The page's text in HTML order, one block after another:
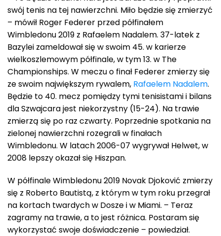
swój tenis na tej nawierzchni. Miło będzie się zmierzyć
– mówił Roger Federer przed półfinałem
Wimbledonu 2019 z Rafaelem Nadalem. 37-latek z
Bazylei zameldował się w swoim 45. w karierze
wielkoszlemowym półfinale, w tym 13. w The
Championships. W meczu o finał Federer zmierzy się
ze swoim największym rywalem, Rafaelem Nadalem.
Będzie to 40. mecz pomiędzy tymi tenisistami i bilans
dla Szwajcara jest niekorzystny (15-24). Na trawie
zmierzą się po raz czwarty. Poprzednie spotkania na
zielonej nawierzchni rozegrali w finałach
Wimbledonu. W latach 2006-07 wygrywał Helwet, w
2008 lepszy okazał się Hiszpan.
W półfinale Wimbledonu 2019 Novak Djoković zmierzy
się z Roberto Bautistą, z którym w tym roku przegrał
na kortach twardych w Dosze i w Miami. – Teraz
zagramy na trawie, a to jest różnica. Postaram się
wykorzystać swoje doświadczenie – powiedział.